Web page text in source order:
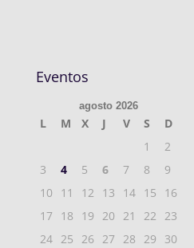
Eventos
agosto 2026
L M X J V S
D
1
2
3
4 5 6 7 8
9
10
11 12 13 14 15
16
17
18 19 20 21 22
23
24 25 26 27 28 29
30